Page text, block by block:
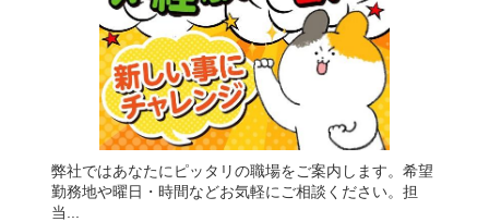
弊社ではあなたにピッタリの職場をご案内します。希望
勤務地や曜日・時間などお気軽にご相談ください。担
当...